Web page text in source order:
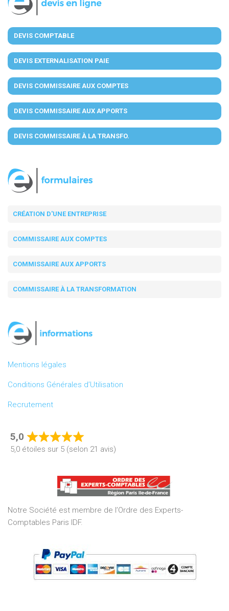
DEVIS COMPTABLE
DEVIS EXTERNALISATION PAIE
DEVIS COMMISSAIRE AUX COMPTES
DEVIS COMMISSAIRE AUX APPORTS
DEVIS COMMISSAIRE À LA TRANSFO.
CRÉATION D'UNE ENTREPRISE
COMMISSAIRE AUX COMPTES
COMMISSAIRE AUX APPORTS
COMMISSAIRE À LA TRANSFORMATION
Mentions légales
Conditions Générales d’Utilisation
Recrutement
5,0
Rated
5,0
of
5
5,0 étoiles sur 5 (selon 21 avis)
Notre Société est membre de l’Ordre des Experts-
Comptables Paris IDF.